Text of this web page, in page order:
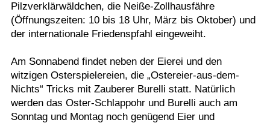
Pilzverklärwäldchen, die Neiße-Zollhausfähre
(Öffnungszeiten: 10 bis 18 Uhr, März bis Oktober) und
der internationale Friedenspfahl eingeweiht.
Am Sonnabend findet neben der Eierei und den
witzigen Osterspielereien, die „Ostereier-aus-dem-
Nichts“ Tricks mit Zauberer Burelli statt. Natürlich
werden das Oster-Schlappohr und Burelli auch am
Sonntag und Montag noch genügend Eier und